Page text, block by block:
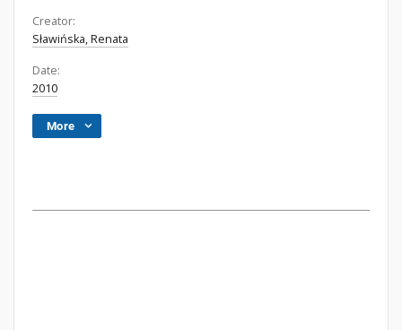
Creator:
Sławińska, Renata
Date:
2010
More